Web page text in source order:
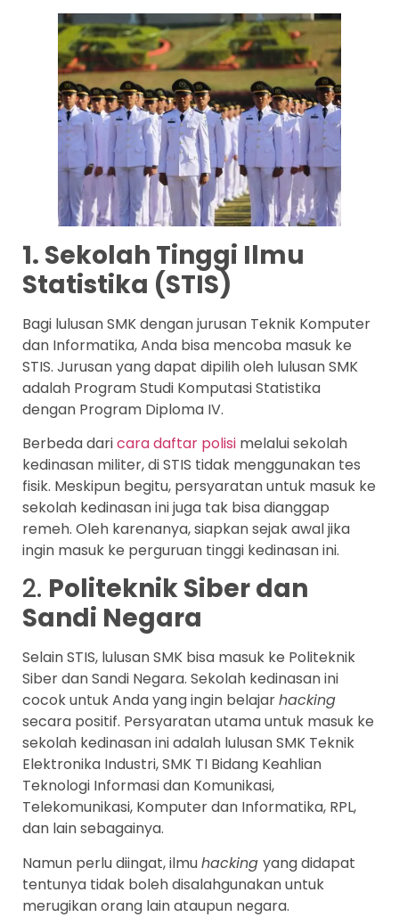
1. Sekolah Tinggi Ilmu
Statistika (STIS)
Bagi lulusan SMK dengan jurusan Teknik Komputer
dan Informatika, Anda bisa mencoba masuk ke
STIS. Jurusan yang dapat dipilih oleh lulusan SMK
adalah Program Studi Komputasi Statistika
dengan Program Diploma IV.
Berbeda daricara daftar polisi melalui sekolah
kedinasan militer, di STIS tidak menggunakan tes
fisik. Meskipun begitu, persyaratan untuk masuk ke
sekolah kedinasan ini juga tak bisa dianggap
remeh. Oleh karenanya, siapkan sejak awal jika
ingin masuk ke perguruan tinggi kedinasan ini.
2. Politeknik Siber dan
Sandi Negara
Selain STIS, lulusan SMK bisa masuk ke Politeknik
Siber dan Sandi Negara. Sekolah kedinasan ini
cocok untuk Anda yang ingin belajarhacking
secara positif. Persyaratan utama untuk masuk ke
sekolah kedinasan ini adalah lulusan SMK Teknik
Elektronika Industri, SMK TI Bidang Keahlian
Teknologi Informasi dan Komunikasi,
Telekomunikasi, Komputer dan Informatika, RPL,
dan lain sebagainya.
Namun perlu diingat, ilmuhacking yang didapat
tentunya tidak boleh disalahgunakan untuk
merugikan orang lain ataupun negara.